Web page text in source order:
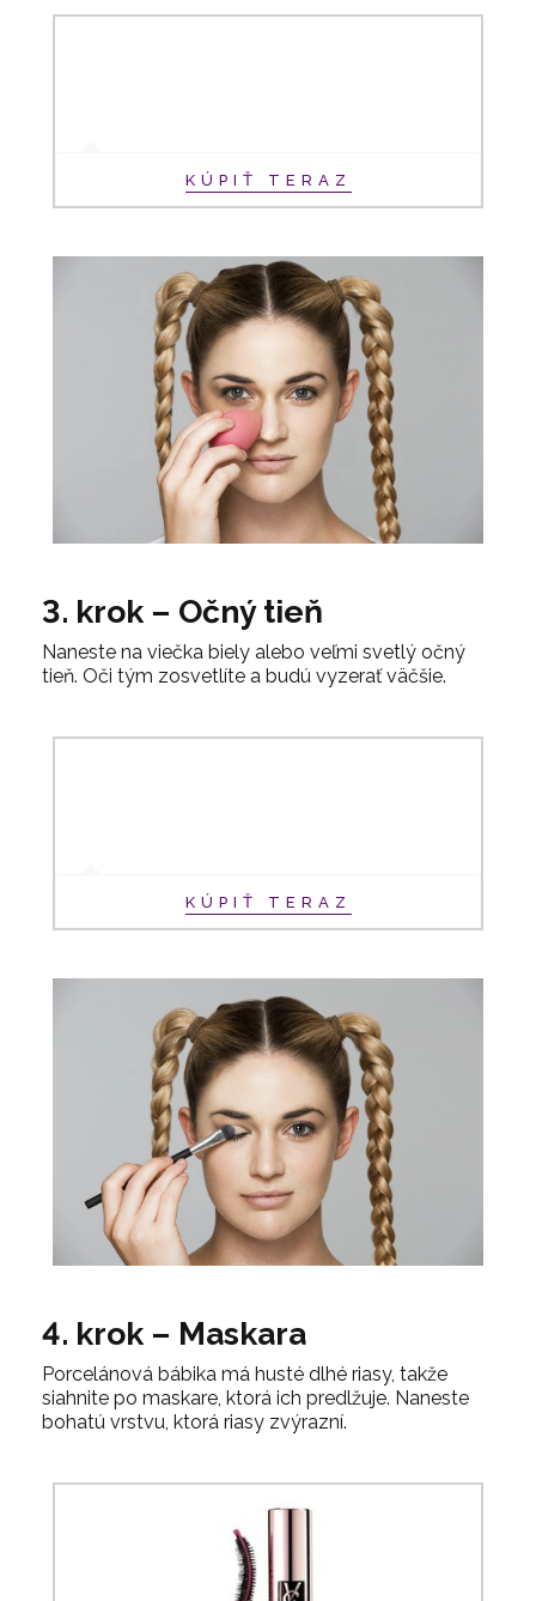
KÚPIŤ TERAZ
3. krok – Očný tieň
Naneste na viečka biely alebo veľmi svetlý očný
tieň. Oči tým zosvetlíte a budú vyzerať väčšie.
KÚPIŤ TERAZ
4. krok – Maskara
Porcelánová bábika má husté dlhé riasy, takže
siahnite po maskare, ktorá ich predlžuje. Naneste
bohatú vrstvu, ktorá riasy zvýrazní.